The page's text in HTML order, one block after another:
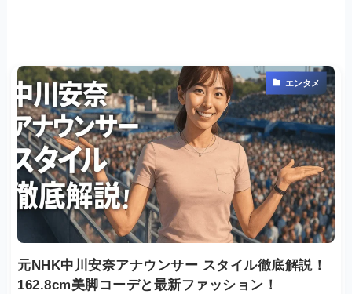
エンタメ
元NHK中川安奈アナウンサー スタイル徹底解説！
162.8cm美脚コーデと最新ファッション！